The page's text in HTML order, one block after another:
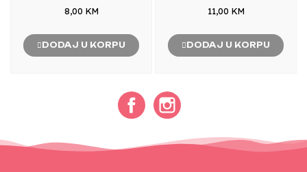
8,00 KM
DODAJ U KORPU
11,00 KM
DODAJ U KORPU
Facebook